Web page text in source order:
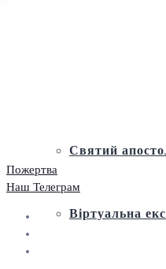
Святий
Віртуальна
Пожертва
Наш Телеграм